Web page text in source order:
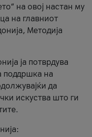
на овој настан му
на главниот
Методија
ја потврдува
поддршка на
да
искуства што ги